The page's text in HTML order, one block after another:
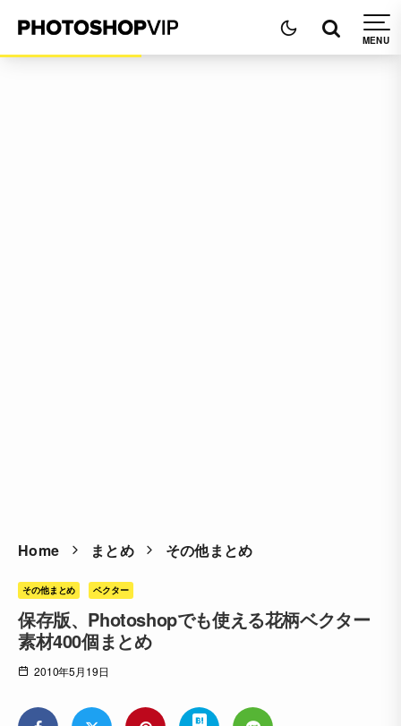
Home まとめ その他まとめ
その他まとめ ベクター
保存版、Photoshopでも使える花柄ベクター
素材400個まとめ
2010年5月19日